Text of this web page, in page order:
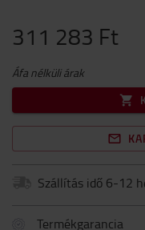
311 283 Ft
Áfa nélküli árak
Szállítás idő 6-12
Termékgarancia